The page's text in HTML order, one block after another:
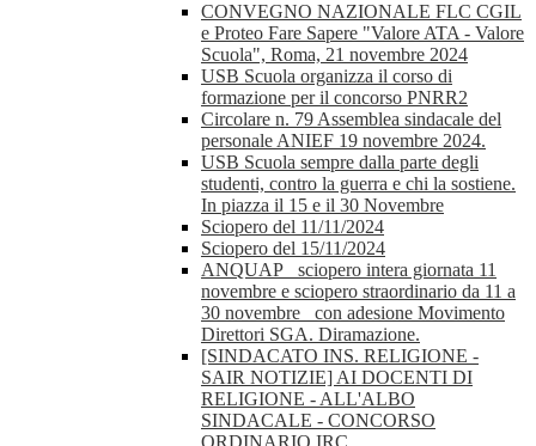
CONVEGNO NAZIONALE FLC CGIL
e Proteo Fare Sapere "Valore ATA - Valore
Scuola", Roma, 21 novembre 2024
USB Scuola organizza il corso di
formazione per il concorso PNRR2
Circolare n. 79 Assemblea sindacale del
personale ANIEF 19 novembre 2024.
USB Scuola sempre dalla parte degli
studenti, contro la guerra e chi la sostiene.
In piazza il 15 e il 30 Novembre
Sciopero del 11/11/2024
Sciopero del 15/11/2024
ANQUAP_ sciopero intera giornata 11
novembre e sciopero straordinario da 11 a
30 novembre_ con adesione Movimento
Direttori SGA. Diramazione.
[SINDACATO INS. RELIGIONE -
SAIR NOTIZIE] AI DOCENTI DI
RELIGIONE - ALL'ALBO
SINDACALE - CONCORSO